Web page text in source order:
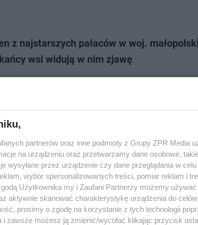
z najstarszych pałaców w woj.
wsi widują w nim zjawę
pałace w województwie
się w malowniczych miejscach
jest około 70 tysięcy obiektów wpisanych do rejestru
i zamki. Najpiękniejsze tego typu budowle są położone
małopolskiego.…
partnerów oraz inne podmioty z Grupy ZPR Media
na urządzeniu oraz przetwarzamy dane osobowe,
wysyłane przez urządzenie czy dane przeglądania w
wybór spersonalizowanych treści, pomiar reklam i
Użytkownika my i Zaufani Partnerzy możemy używać
aktywnie skanować charakterystykę urządzenia do
prosimy o zgodę na korzystanie z tych technologii
i zawsze możesz ją zmienić/wycofać klikając przycisk